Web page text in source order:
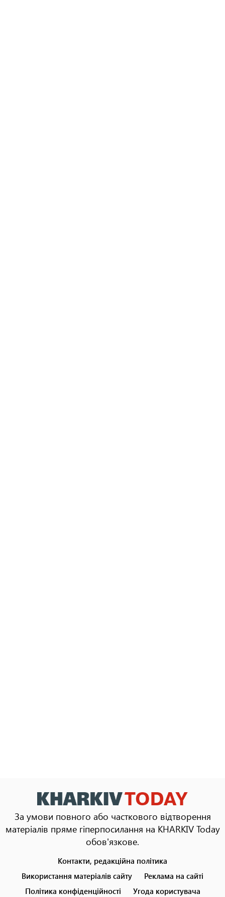
За умови повного або часткового відтворення
матеріалів пряме гіперпосилання на KHARKIV Today
обов'язкове.
menu
Контакти, редакційна політика
Використання матеріалів сайту
Реклама на сайті
Політика конфіденційності
Угода користувача